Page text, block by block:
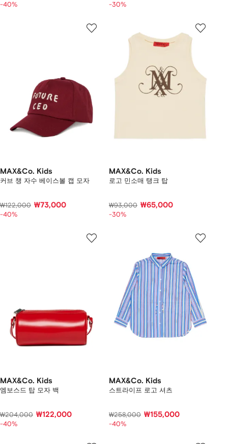
-40% -30%
MAX&Co. Kids
커브 챙 자수 베이스볼 캡 모자
₩122,000 ₩73,000
-40%
MAX&Co. Kids
로고 민소매 탱크 탑
₩93,000 ₩65,000
-30%
MAX&Co. Kids
엠보스드 탑 모자 백
₩204,000 ₩122,000
-40%
MAX&Co. Kids
스트라이프 로고 셔츠
₩258,000 ₩155,000
-40%